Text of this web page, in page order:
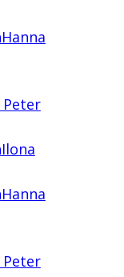
Hanna
Ilona
Hanna